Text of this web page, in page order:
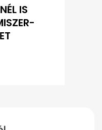
IS